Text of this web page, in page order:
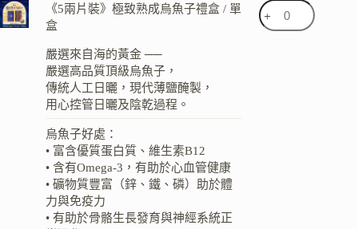
《5兩片裝》極致熟成烏魚子禮盒 / 單
盒
嚴選來自海的黃金 ──
嚴選高品質頂級烏魚子，
傳統人工日曬，現代薄鹽醃製，
用心控管日曬及陰乾過程。
烏魚子好處：
• 富含優質蛋白質、維生素B12
• 含有Omega-3，有助於心血管健康
• 礦物質豐富（鋅、鐵、磷）助於體
力與免疫力
• 有助於骨骼生長發育與神經系統正